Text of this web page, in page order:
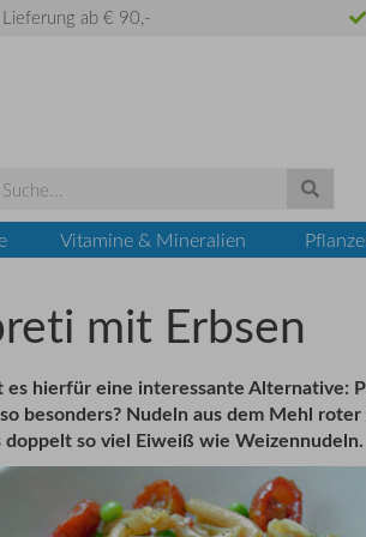
ab € 90,-
Vitamine & Mineralien
mit Erbsen
hierfür eine interessante Alternative:
besonders? Nudeln aus dem Mehl
so viel Eiweiß wie Weizennudeln.